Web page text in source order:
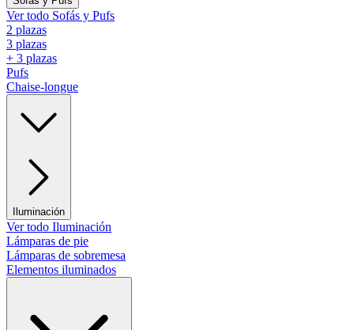
Ver todo Sofás y Pufs
2 plazas
3 plazas
+ 3 plazas
Pufs
Chaise-longue
Iluminación
Ver todo Iluminación
Lámparas de pie
Lámparas de sobremesa
Elementos iluminados